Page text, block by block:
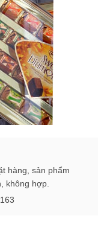
hàng, sản phẩm
không hợp.